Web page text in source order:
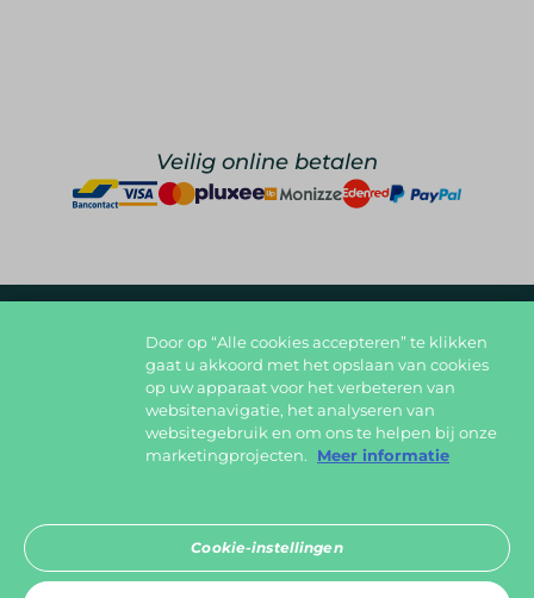
Veilig online betalen
foodlover@foodbag.be 09 298 05 10
Deel jouw gerechten op
App Store
Door op “Alle cookies accepteren” te klikken
gaat u akkoord met het opslaan van cookies
op uw apparaat voor het verbeteren van
websitenavigatie, het analyseren van
websitegebruik en om ons te helpen bij onze
marketingprojecten.
Meer informatie
Cookie-instellingen